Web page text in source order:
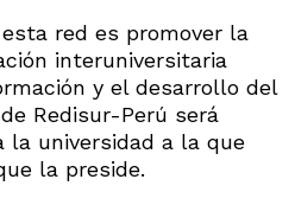
red es promover la
interuniversitaria
y el desarrollo del
Redisur-Perú será
la universidad a la que
la preside.